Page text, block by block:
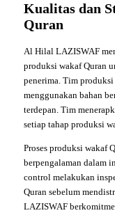
Kualitas dan
Quran
Al Hilal LAZISWAF
produksi wakaf Quran
penerima. Tim
menggunakan bahan
terdepan. Tim
setiap tahap produksi
Proses produksi wakaf
berpengalaman dalam
control melakukan
Quran sebelum
LAZISWAF